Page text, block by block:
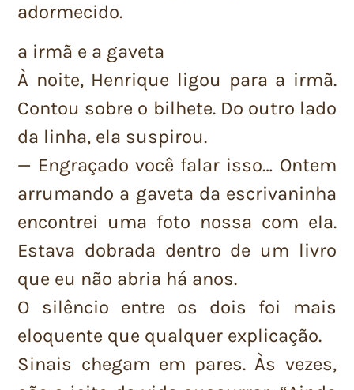
adormecido.
a irmã e a gaveta
À noite, Henrique ligou para a irmã.
Contou sobre o bilhete. Do outro lado
da linha, ela suspirou.
— Engraçado você falar isso… Ontem
arrumando a gaveta da escrivaninha
encontrei uma foto nossa com ela.
Estava dobrada dentro de um livro
que eu não abria há anos.
O silêncio entre os dois foi mais
eloquente que qualquer explicação.
Sinais chegam em pares. Às vezes,